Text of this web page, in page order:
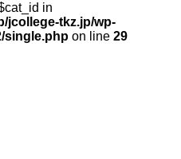
in
jcollege-tkz.jp/wp-
single.php on line 29